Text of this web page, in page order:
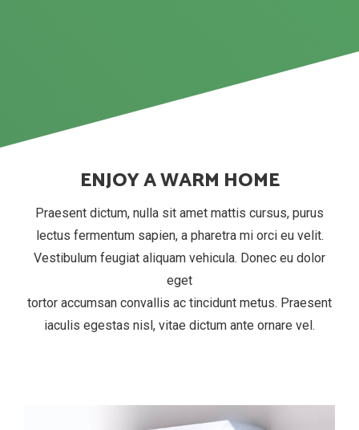
ENJOY A WARM HOME
Praesent dictum, nulla sit amet mattis cursus, purus
lectus fermentum sapien, a pharetra mi orci eu velit.
Vestibulum feugiat aliquam vehicula. Donec eu dolor
eget
tortor accumsan convallis ac tincidunt metus. Praesent
iaculis egestas nisl, vitae dictum ante ornare vel.